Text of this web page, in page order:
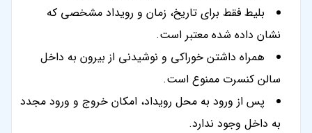
بلیط فقط برای تاریخ، زمان و رویداد مشخصی که
نشان داده شده معتبر است.
همراه داشتن خوراکی و نوشیدنی از بیرون به داخل
سالن کنسرت ممنوع است.
پس از ورود به محل رویداد، امکان خروج و ورود مجدد
به داخل وجود ندارد.